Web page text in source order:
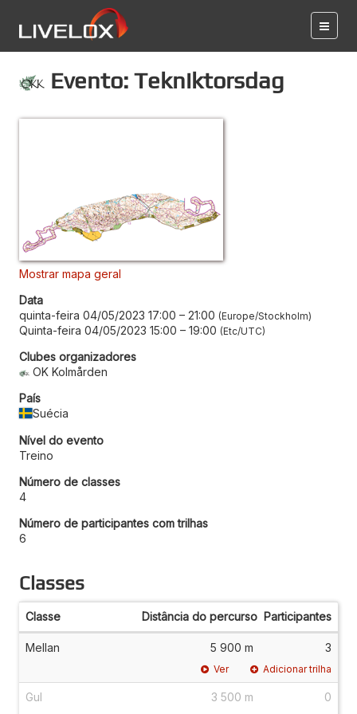
Evento: Tekniktorsdag
Mostrar mapa geral
Data
quinta-feira 04/05/2023 17:00 – 21:00 Europe/Stockholm
Quinta-feira 04/05/2023 15:00 – 19:00 Etc/UTC
Clubes organizadores
OK Kolmården
País
Suécia
Nível do evento
Treino
Número de classes
4
Número de participantes com trilhas
6
Classes
Classe Distância do percurso Participantes
Mellan 5 900 m 3
Ver Adicionar trilha
Gul 3 500 m 0